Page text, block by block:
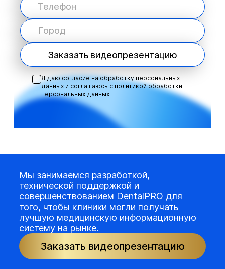
Заказать видеопрезентацию
Я даю согласие на обработку персональных
данных и соглашаюсь с политикой обработки
персональных данных
Мы занимаемся разработкой,
технической поддержкой и
совершенствованием DentalPRO для
того, чтобы клиники могли получать
лучшую медицинскую информационную
систему на рынке.
Заказать видеопрезентацию